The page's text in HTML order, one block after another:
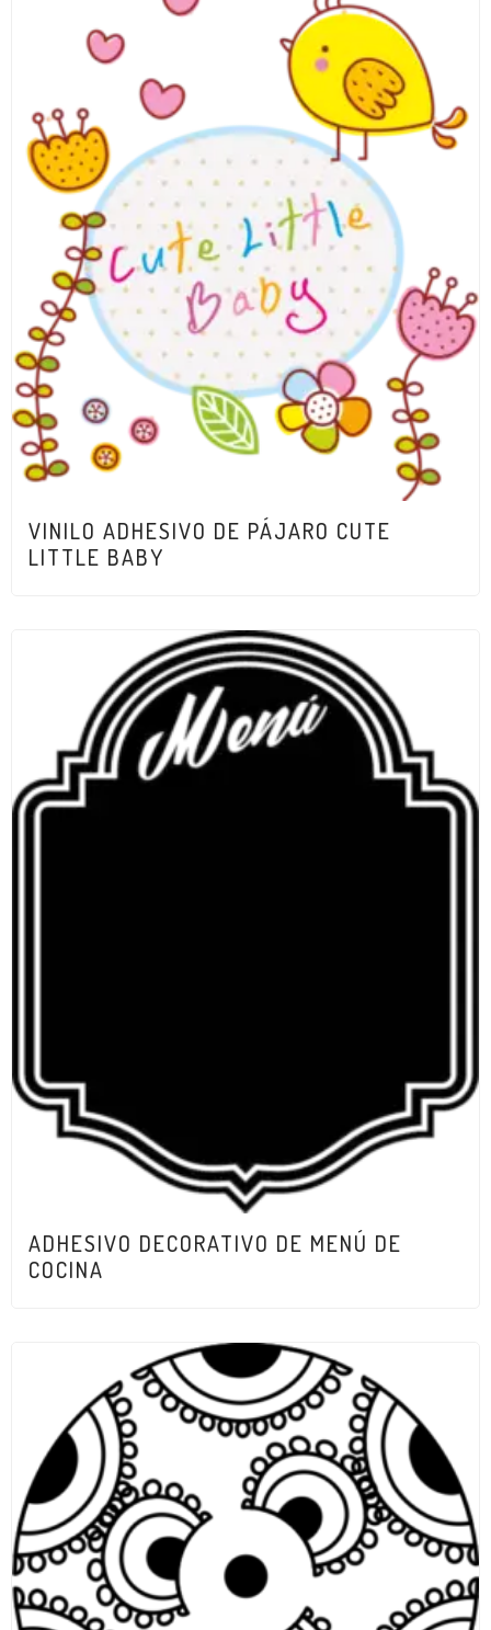
VINILO ADHESIVO DE PÁJARO CUTE
LITTLE BABY
ADHESIVO DECORATIVO DE MENÚ DE
COCINA